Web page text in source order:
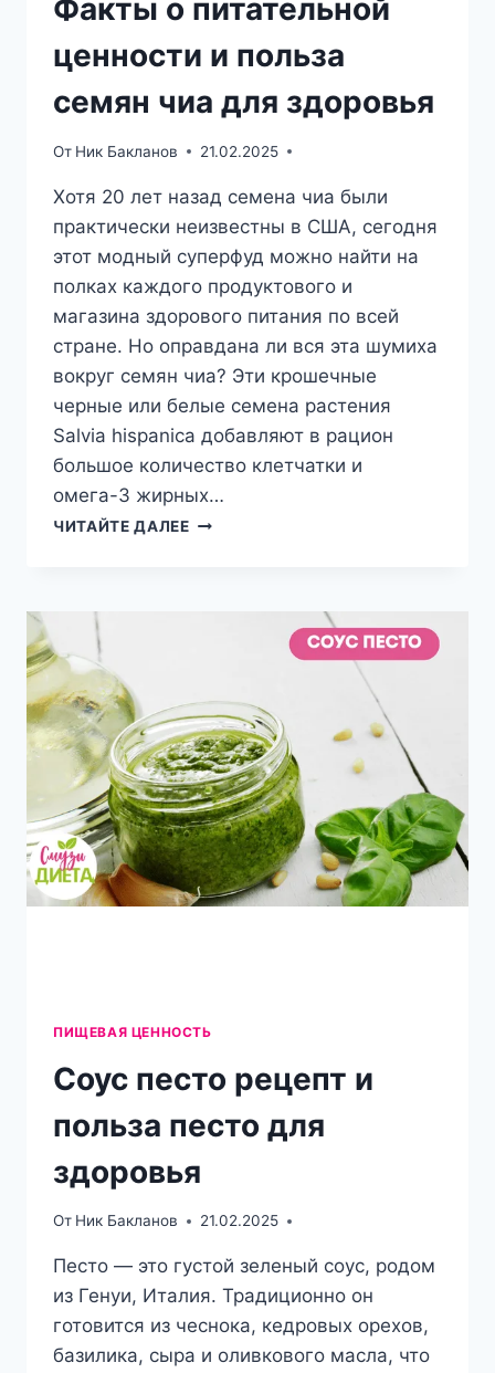
Факты о питательной
ценности и польза
семян чиа для здоровья
От Ник Бакланов 21.02.2025
Хотя 20 лет назад семена чиа были
практически неизвестны в США, сегодня
этот модный суперфуд можно найти на
полках каждого продуктового и
магазина здорового питания по всей
стране. Но оправдана ли вся эта шумиха
вокруг семян чиа? Эти крошечные
черные или белые семена растения
Salvia hispanica добавляют в рацион
большое количество клетчатки и
омега-3 жирных…
ЧИТАЙТЕ ДАЛЕЕФАКТЫ
ДЛЯ
ЗДОРОВЬЯ
ПИЩЕВАЯ ЦЕННОСТЬ
Соус песто рецепт и
польза песто для
здоровья
От Ник Бакланов 21.02.2025
Песто — это густой зеленый соус, родом
из Генуи, Италия. Традиционно он
готовится из чеснока, кедровых орехов,
базилика, сыра и оливкового масла, что